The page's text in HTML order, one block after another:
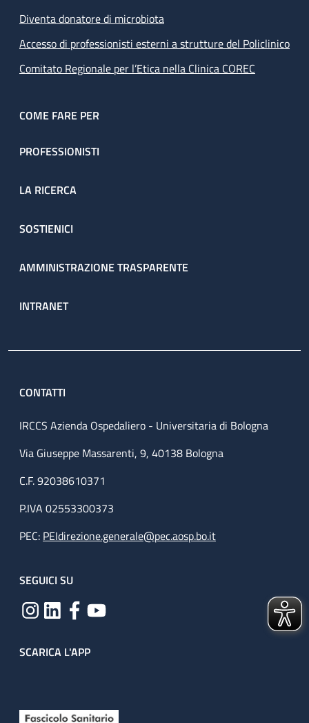
Diventa donatore di microbiota
Accesso di professionisti esterni a strutture del Policlinico
Comitato Regionale per l’Etica nella Clinica COREC
COME FARE PER
PROFESSIONISTI
LA RICERCA
SOSTIENICI
AMMINISTRAZIONE TRASPARENTE
INTRANET
CONTATTI
IRCCS Azienda Ospedaliero - Universitaria di Bologna
Via Giuseppe Massarenti, 9, 40138 Bologna
C.F. 92038610371
P.IVA 02553300373
PEC: PEIdirezione.generale@pec.aosp.bo.it
SEGUICI SU
SCARICA L'APP